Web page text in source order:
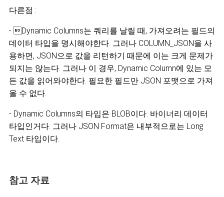
다른점 :
- Dynamic Columns는 쿼리를 날릴 때, 가져오려는 필드의
데이터 타입을 명시해야한다. 그러나 COLUMN_JSON을 사
용하면, JSON으로 값을 리턴하기 때문에 이는 크게 문제가
되지는 않는다. 그러나 이 경우, Dynamic Column에 있는 모
든 값을 읽어와야한다. 필요한 필드만 JSON 포맷으로 가져
올 수 없다.
- Dynamic Columns의 타입은 BLOB이다. 바이너리 데이터
타입인거다. 그러나 JSON Format은 내부적으로는 Long
Text 타입이다.
참고 자료